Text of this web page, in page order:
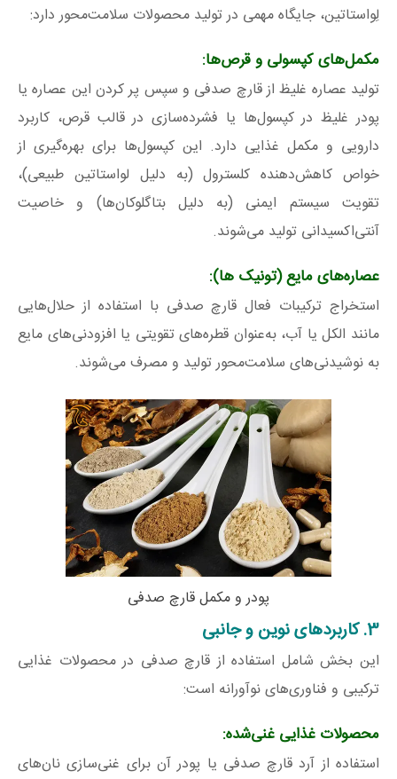
لِواستاتین، جایگاه مهمی در تولید محصولات سلامت‌محور دارد:
مکمل‌های کپسولی و قرص‌ها:
تولید عصاره غلیظ از قارچ صدفی و سپس پر کردن این عصاره یا
پودر غلیظ در کپسول‌ها یا فشرده‌سازی در قالب قرص، کاربرد
دارویی و مکمل غذایی دارد. این کپسول‌ها برای بهره‌گیری از
خواص کاهش‌دهنده کلسترول (به دلیل لواستاتین طبیعی)،
تقویت سیستم ایمنی (به دلیل بتاگلوکان‌ها) و خاصیت
آنتی‌اکسیدانی تولید می‌شوند.
عصاره‌های مایع (تونیک ها):
استخراج ترکیبات فعال قارچ صدفی با استفاده از حلال‌هایی
مانند الکل یا آب، به‌عنوان قطره‌های تقویتی یا افزودنی‌های مایع
به نوشیدنی‌های سلامت‌محور تولید و مصرف می‌شوند.
پودر و مکمل قارچ صدفی
3. کاربردهای نوین و جانبی
این بخش شامل استفاده از قارچ صدفی در محصولات غذایی
ترکیبی و فناوری‌های نوآورانه است:
محصولات غذایی غنی‌شده:
استفاده از آرد قارچ صدفی یا پودر آن برای غنی‌سازی نان‌های